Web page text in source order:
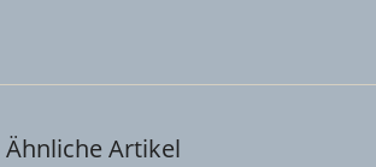
Ähnliche Artikel